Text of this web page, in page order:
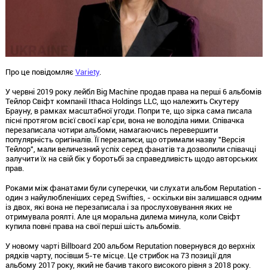
Про це повідомляє Variety.
У червні 2019 року лейбл Big Machine продав права на перші 6 альбомів
Тейлор Свіфт компанії Ithaca Holdings LLC, що належить Скутеру
Брауну, в рамках масштабної угоди. Попри те, що зірка сама писала
пісні протягом всієї своєї карʼєри, вона не володіла ними. Співачка
перезаписала чотири альбоми, намагаючись перевершити
популярність оригіналів. Її перезаписи, що отримали назву "Версія
Тейлор", мали величезний успіх серед фанатів та дозволили співачці
залучити їх на свій бік у боротьбі за справедливість щодо авторських
прав.
Роками між фанатами були суперечки, чи слухати альбом Reputation -
один з найулюбленіших серед Swifties, - оскільки він залишався одним
із двох, які вона не перезаписала і за прослуховування яких не
отримувала роялті. Але ця моральна дилема минула, коли Свіфт
купила повні права на свої перші шість альбомів.
У новому чарті Billboard 200 альбом Reputation повернувся до верхніх
рядків чарту, посівши 5-те місце. Це стрибок на 73 позиції для
альбому 2017 року, який не бачив такого високого рівня з 2018 року.